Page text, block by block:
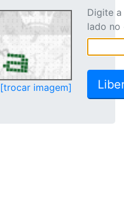
[trocar imagem]
Digite
lado no